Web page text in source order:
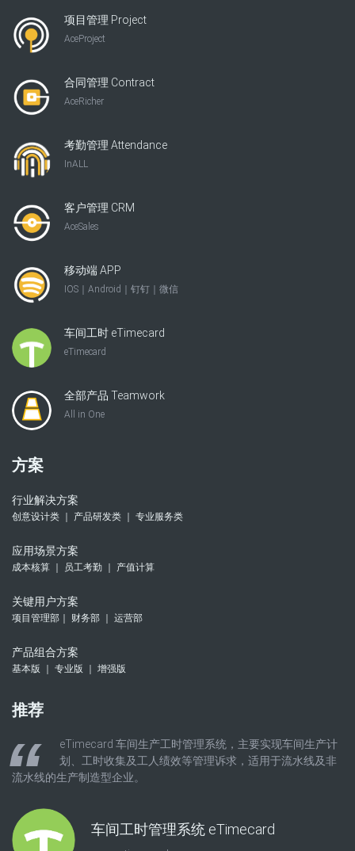
项目管理 Project
AceProject
合同管理 Contract
AceRicher
考勤管理 Attendance
InALL
客户管理 CRM
AceSales
移动端 APP
IOS｜Android｜钉钉｜微信
车间工时 eTimecard
eTimecard
全部产品 Teamwork
All in One
方案
行业解决方案
创意设计类 ｜ 产品研发类 ｜ 专业服务类
应用场景方案
成本核算 ｜ 员工考勤 ｜ 产值计算
关键用户方案
项目管理部｜ 财务部 ｜ 运营部
产品组合方案
基本版 ｜ 专业版 ｜ 增强版
推荐
eTimecard 车间生产工时管理系统，主要实现车间生产计
划、工时收集及工人绩效等管理诉求，适用于流水线及非
流水线的生产制造型企业。
车间工时管理系统 eTimecard